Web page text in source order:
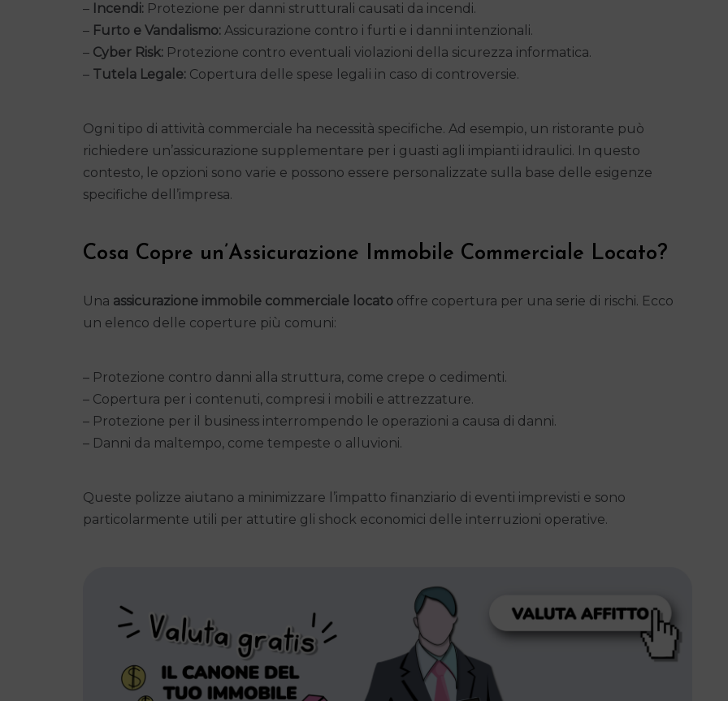
– Incendi: Protezione per danni strutturali causati da incendi.
– Furto e Vandalismo: Assicurazione contro i furti e i danni intenzionali.
– Cyber Risk: Protezione contro eventuali violazioni della sicurezza informatica.
– Tutela Legale: Copertura delle spese legali in caso di controversie.
Ogni tipo di attività commerciale ha necessità specifiche. Ad esempio, un ristorante può
richiedere un’assicurazione supplementare per i guasti agli impianti idraulici. In questo
contesto, le opzioni sono varie e possono essere personalizzate sulla base delle esigenze
specifiche dell’impresa.
Cosa Copre un’Assicurazione Immobile Commerciale Locato?
Una assicurazione immobile commerciale locato offre copertura per una serie di rischi. Ecco
un elenco delle coperture più comuni:
– Protezione contro danni alla struttura, come crepe o cedimenti.
– Copertura per i contenuti, compresi i mobili e attrezzature.
– Protezione per il business interrompendo le operazioni a causa di danni.
– Danni da maltempo, come tempeste o alluvioni.
Queste polizze aiutano a minimizzare l’impatto finanziario di eventi imprevisti e sono
particolarmente utili per attutire gli shock economici delle interruzioni operative.